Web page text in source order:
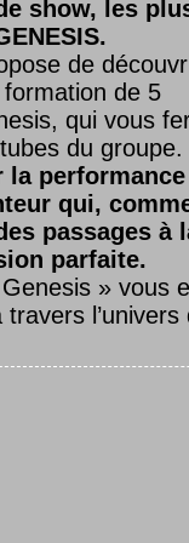
show, les
de
de 5
qui vous
du groupe.
la performance
qui,
passages à
parfaite.
» vous
l’univers